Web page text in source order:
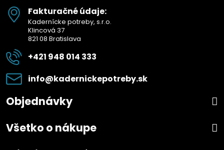
Fakturačné údaje:
Kadernícke potreby, s.r.o.
Klincová 37
821 08 Bratislava
+421 948 014 333
info​@kadernickepotreby​.sk
Objednávky
Všetko o nákupe